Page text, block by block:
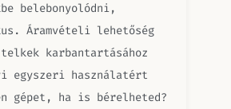
belebonyolódni,
Áramvételi lehetőség
karbantartásához
használatért
gépet, ha is bérelheted?